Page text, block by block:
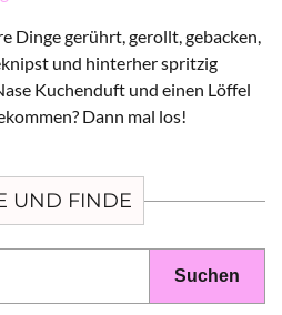
Dinge gerührt, gerollt, gebacken,
und hinterher spritzig
Kuchenduft und einen Löffel
Dann mal los!
UND FINDE